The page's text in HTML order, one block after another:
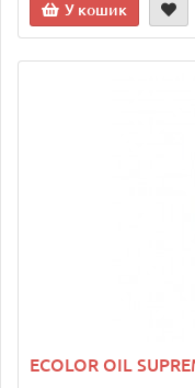
У кошик
ECOLOR OIL